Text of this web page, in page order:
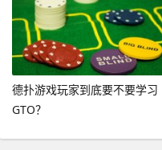
德扑游戏玩家到底要不要学习
GTO？